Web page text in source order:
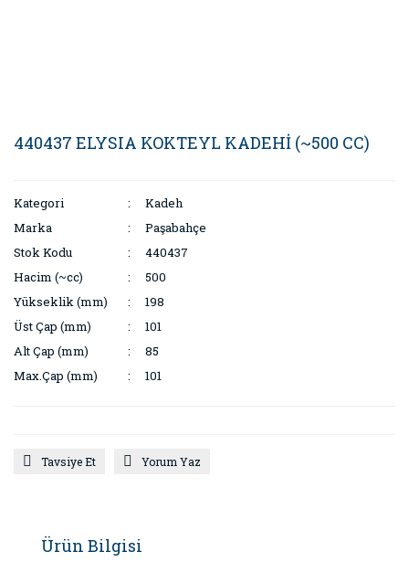
440437 ELYSIA KOKTEYL KADEHİ (~500 CC)
Kategori
Kadeh
Marka
Paşabahçe
Stok Kodu
440437
Hacim (~cc)
500
Yükseklik (mm)
198
Üst Çap (mm)
101
Alt Çap (mm)
85
Max.Çap (mm)
101
Tavsiye Et Yorum Yaz
Ürün Bilgisi